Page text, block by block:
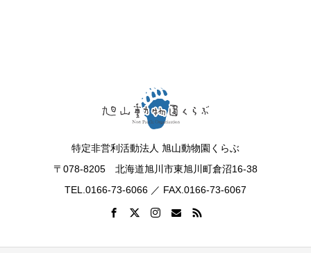
特定非営利活動法人 旭山動物園くらぶ
〒078-8205 北海道旭川市東旭川町倉沼16-38
TEL.0166-73-6066 ／ FAX.0166-73-6067